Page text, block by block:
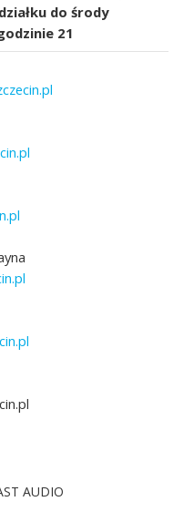
do środy
21
AUDIO